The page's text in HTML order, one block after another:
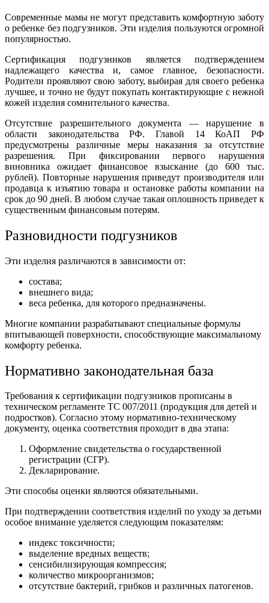
Современные мамы не могут представить комфортную заботу
о ребенке без подгузников. Эти изделия пользуются огромной
популярностью.
Сертификация подгузников является подтверждением
надлежащего качества и, самое главное, безопасности.
Родители проявляют свою заботу, выбирая для своего ребенка
лучшее, и точно не будут покупать контактирующие с нежной
кожей изделия сомнительного качества.
Отсутствие разрешительного документа — нарушение в
области законодательства РФ. Главой 14 КоАП РФ
предусмотрены различные меры наказания за отсутствие
разрешения. При фиксировании первого нарушения
виновника ожидает финансовое взыскание (до 600 тыс.
рублей). Повторные нарушения приведут производителя или
продавца к изъятию товара и остановке работы компании на
срок до 90 дней. В любом случае такая оплошность приведет к
существенным финансовым потерям.
Разновидности подгузников
Эти изделия различаются в зависимости от:
состава;
внешнего вида;
веса ребенка, для которого предназначены.
Многие компании разрабатывают специальные формулы
впитывающей поверхности, способствующие максимальному
комфорту ребенка.
Нормативно законодательная база
Требования к сертификации подгузников прописаны в
техническом регламенте ТС 007/2011 (продукция для детей и
подростков). Согласно этому нормативно-техническому
документу, оценка соответствия проходит в два этапа:
Оформление свидетельства о государственной
регистрации (СГР).
Декларирование.
Эти способы оценки являются обязательными.
При подтверждении соответствия изделий по уходу за детьми
особое внимание уделяется следующим показателям:
индекс токсичности;
выделение вредных веществ;
сенсибилизирующая компрессия;
количество микроорганизмов;
отсутствие бактерий, грибков и различных патогенов.